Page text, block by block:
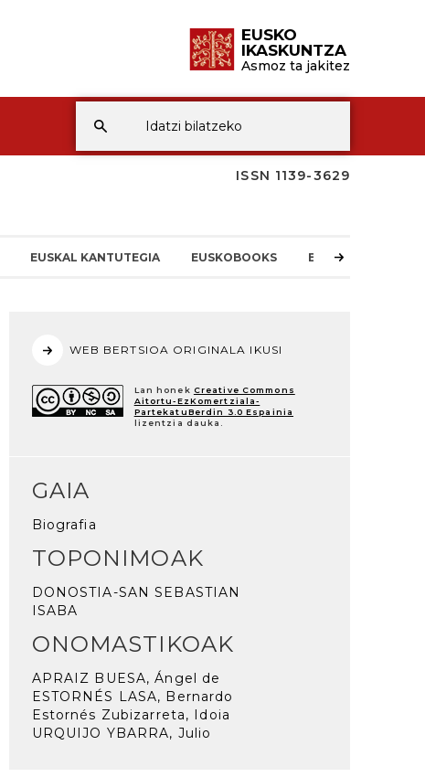
EUSKO
IKASKUNTZA
Asmoz ta jakitez
ISSN 1139-3629
EUSKAL KANTUTEGIA EUSKOBOOKS EI-REN BERRIAK
WEB BERTSIOA ORIGINALA IKUSI
Lan honek Creative Commons
Aitortu-EzKomertziala-
PartekatuBerdin 3.0 Espainia
lizentzia dauka.
GAIA
Biografia
TOPONIMOAK
DONOSTIA-SAN SEBASTIAN
ISABA
ONOMASTIKOAK
APRAIZ BUESA, Ángel de
ESTORNÉS LASA, Bernardo
Estornés Zubizarreta, Idoia
URQUIJO YBARRA, Julio